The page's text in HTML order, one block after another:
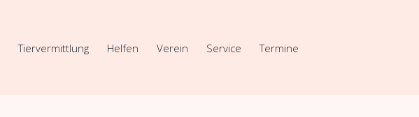
Tiervermittlung Helfen Verein Service Termine